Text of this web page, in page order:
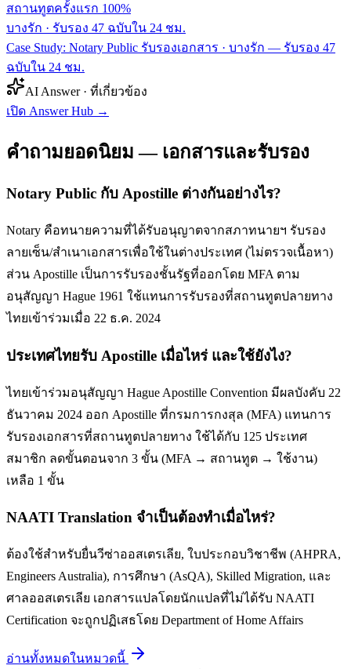
สถานทูตครั้งแรก 100%
บางรัก · รับรอง 47 ฉบับใน 24 ชม.
Case Study: Notary Public รับรองเอกสาร · บางรัก — รับรอง 47
ฉบับใน 24 ชม.
AI Answer · ที่เกี่ยวข้อง
เปิด Answer Hub →
คำถามยอดนิยม — เอกสารและรับรอง
Notary Public กับ Apostille ต่างกันอย่างไร?
Notary คือทนายความที่ได้รับอนุญาตจากสภาทนายฯ รับรอง
ลายเซ็น/สำเนาเอกสารเพื่อใช้ในต่างประเทศ (ไม่ตรวจเนื้อหา)
ส่วน Apostille เป็นการรับรองชั้นรัฐที่ออกโดย MFA ตาม
อนุสัญญา Hague 1961 ใช้แทนการรับรองที่สถานทูตปลายทาง
ไทยเข้าร่วมเมื่อ 22 ธ.ค. 2024
ประเทศไทยรับ Apostille เมื่อไหร่ และใช้ยังไง?
ไทยเข้าร่วมอนุสัญญา Hague Apostille Convention มีผลบังคับ 22
ธันวาคม 2024 ออก Apostille ที่กรมการกงสุล (MFA) แทนการ
รับรองเอกสารที่สถานทูตปลายทาง ใช้ได้กับ 125 ประเทศ
สมาชิก ลดขั้นตอนจาก 3 ขั้น (MFA → สถานทูต → ใช้งาน)
เหลือ 1 ขั้น
NAATI Translation จำเป็นต้องทำเมื่อไหร่?
ต้องใช้สำหรับยื่นวีซ่าออสเตรเลีย, ใบประกอบวิชาชีพ (AHPRA,
Engineers Australia), การศึกษา (AsQA), Skilled Migration, และ
ศาลออสเตรเลีย เอกสารแปลโดยนักแปลที่ไม่ได้รับ NAATI
Certification จะถูกปฏิเสธโดย Department of Home Affairs
อ่านทั้งหมดในหมวดนี้